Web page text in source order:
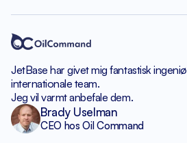
JetBase har givet mig fantastisk
internationale team.
Jeg vil varmt anbefale dem.
Brady Uselman
CEO hos Oil Command